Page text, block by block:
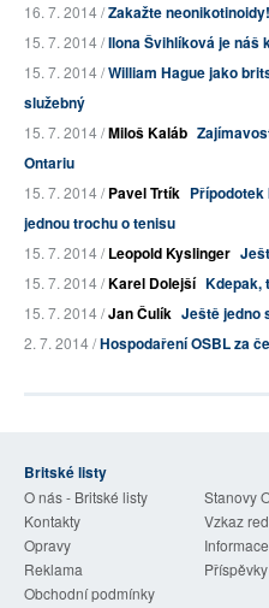
16. 7. 2014 /Zakažte neonikotinoidy!
15. 7. 2014 /Ilona Švihlíková je náš
15. 7. 2014 /William Hague jako
služebný
15. 7. 2014 /Miloš Kaláb
Ontariu
15. 7. 2014 /Pavel Trtík Přípodotek
jednou trochu o tenisu
15. 7. 2014 /Leopold Kyslinger
15. 7. 2014 /Karel Dolejší Kdepak,
15. 7. 2014 /Jan Čulík Ještě jedno
2. 7. 2014 /Hospodaření OSBL za
Britské listy
O nás - Britské listy
Stanovy
Kontakty
Vzkaz
Opravy
Reklama
Příspěvky
Obchodní podmínky